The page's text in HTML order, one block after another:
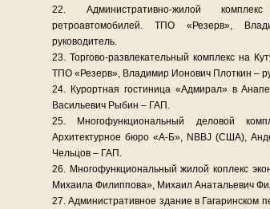
22. Административно-жилой
ретроавтомобилей. ТПО «Резерв»,
руководитель.
23. Торгово-развлекательный комплекс на
ТПО «Резерв», Владимир Ионович Плоткин –
24. Курортная гостиница «Адмирал» в
Васильевич Рыбин – ГАП.
25. Многофункциональный деловой
Архитектурное бюро «А-Б», NBBJ (США),
Чельцов – ГАП.
26. Многофункциональный жилой коплекс
Михаила Филиппова», Михаил Анатальевич
27. Административное здание в Гагаринском